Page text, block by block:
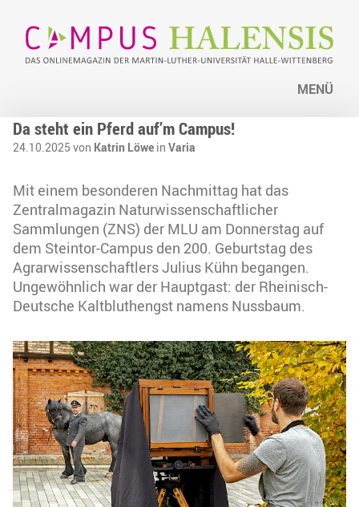
MENÜ
Da steht ein Pferd auf’m Campus!
24.10.2025 von Katrin Löwe in Varia
Mit einem besonderen Nachmittag hat das
Zentralmagazin Naturwissenschaftlicher
Sammlungen (ZNS) der MLU am Donnerstag auf
dem Steintor-Campus den 200. Geburtstag des
Agrarwissenschaftlers Julius Kühn begangen.
Ungewöhnlich war der Hauptgast: der Rheinisch-
Deutsche Kaltbluthengst namens Nussbaum.